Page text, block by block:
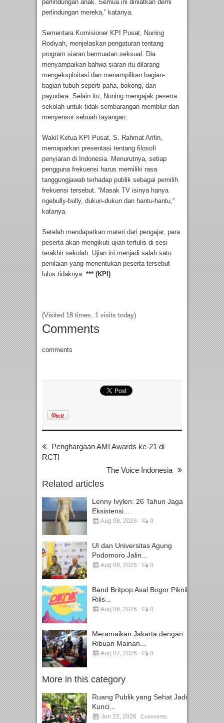
perlindungan anak. Semua ini diniatkan demi
perlindungan mereka,” katanya.
Sementara Komisioner KPI Pusat, Nuning
Rodiyah, menjelaskan pengaturan tentang
program siaran bermuatan seksual. Dia
menyampaikan bahwa siaran itu dilarang
mengeksploitasi dan menampilkan bagian-
bagian tubuh seperti paha, bokong, dan
payudara. Selain itu, Nuning mengajak peserta
sekolah untuk tidak sembarangan memblur dan
menyensor sebuah tayangan.
Wakil Ketua KPI Pusat, S. Rahmat Arifin,
memaparkan presentasi tentang filosofi
penyiaran di Indonesia. Menurutnya, setiap
pengguna frekuensi harus memiliki rasa
tanggungjawab terhadap publik sebagai pemilih
frekuensi tersebut. “Masak TV isinya hanya
ngebully-bully, dukun-dukun dan hantu-hantu,”
katanya.
Setelah mendapatkan materi dari pengajar, para
peserta akan mengikuti ujian tertulis di sesi
terakhir sekolah. Ujian ini menjadi salah satu
penilaian yang menentukan peserta tersebut
lulus tidaknya. *** (KPI)
(Visited 18 times, 1 visits today)
Comments
comments
Penghargaan AMI Awards ke-21 di
RCTI
The Voice Indonesia
Related articles
Lenny Ivylen: 26 Tahun Jaga
Eksistensi...
Aug 08, 2026 0
UI dan Universitas Agung
Podomoro Jalin...
Aug 08, 2026 0
Band Britpop Asal Bogor Piknik
Rilis...
Aug 08, 2026 0
Meramaikan Jakarta dengan
Ribuan Mainan...
Aug 07, 2026 0
More in this category
Ruang Publik yang Sehat Jadi
Kunci...
Jun 22, 2026 Comments